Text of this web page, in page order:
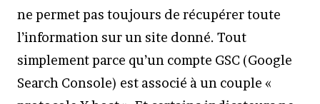
ne permet pas toujours de récupérer toute
l’information sur un site donné. Tout
simplement parce qu’un compte GSC (Google
Search Console) est associé à un couple «